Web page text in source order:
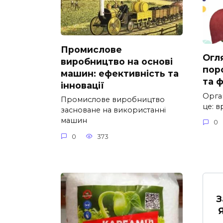
Промислове
виробництво на основі
машин: ефективність та
інновації
Промислове виробництво
засноване на використанні
машин
0 373
та
це:
0